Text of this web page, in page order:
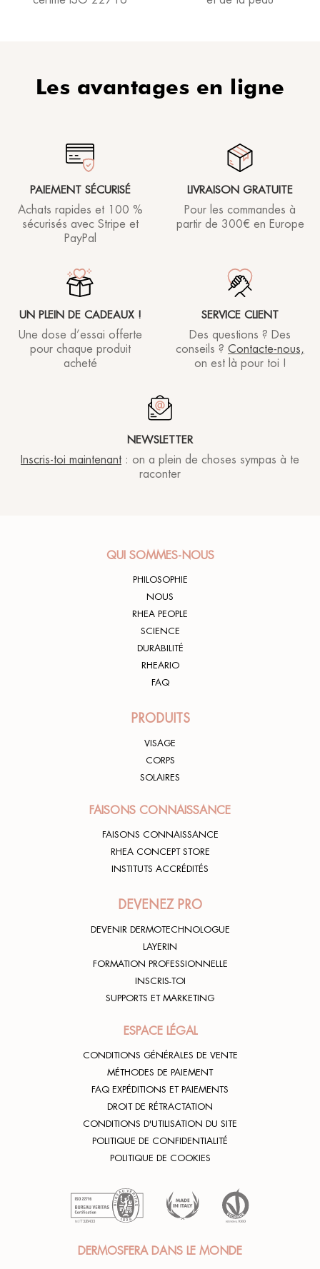
Les avantages en ligne
PAIEMENT SÉCURISÉ
Achats rapides et 100 %
sécurisés avec Stripe et
PayPal
LIVRAISON GRATUITE
Pour les commandes à
partir de 300€ en Europe
UN PLEIN DE CADEAUX !
Une dose d’essai offerte
pour chaque produit
acheté
SERVICE CLIENT
Des questions ? Des
conseils ? Contacte-nous,
on est là pour toi !
NEWSLETTER
Inscris-toi maintenant : on a plein de choses sympas à te
raconter
QUI SOMMES-NOUS
PHILOSOPHIE
NOUS
RHEA PEOPLE
SCIENCE
DURABILITÉ
RHEARIO
FAQ
PRODUITS
VISAGE
CORPS
SOLAIRES
FAISONS CONNAISSANCE
FAISONS CONNAISSANCE
RHEA CONCEPT STORE
INSTITUTS ACCRÉDITÉS
DEVENEZ PRO
DEVENIR DERMOTECHNOLOGUE
LAYERIN
FORMATION PROFESSIONNELLE
INSCRIS-TOI
SUPPORTS ET MARKETING
ESPACE LÉGAL
CONDITIONS GÉNÉRALES DE VENTE
MÉTHODES DE PAIEMENT
FAQ EXPÉDITIONS ET PAIEMENTS
DROIT DE RÉTRACTATION
CONDITIONS D'UTILISATION DU SITE
POLITIQUE DE CONFIDENTIALITÉ
POLITIQUE DE COOKIES
DERMOSFERA DANS LE MONDE